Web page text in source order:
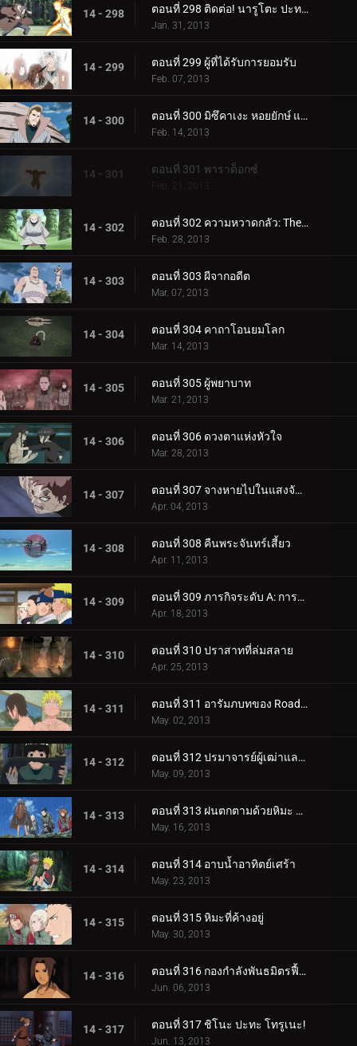
14 - 298 ตอนที่ 298 ติดต่อ! นารูโตะ ปะทะ อิทาจิ
Jan. 31, 2013
14 - 299 ตอนที่ 299 ผู้ที่ได้รับการยอมรับ
Feb. 07, 2013
14 - 300 ตอนที่ 300 มิซึคาเงะ หอยยักษ์ และภาพลวงตา
Feb. 14, 2013
14 - 301 ตอนที่ 301 พาราด็อกซ์
14 - 302 ตอนที่ 302 ความหวาดกลัว: The Steam Imp
Feb. 28, 2013
14 - 303 ตอนที่ 303 ผีจากอดีต
Mar. 07, 2013
14 - 304 ตอนที่ 304 คาถาโอนยมโลก
Mar. 14, 2013
14 - 305 ตอนที่ 305 ผู้พยาบาท
Mar. 21, 2013
14 - 306 ตอนที่ 306 ดวงตาแห่งหัวใจ
Mar. 28, 2013
14 - 307 ตอนที่ 307 จางหายไปในแสงจันทร์
Apr. 04, 2013
14 - 308 ตอนที่ 308 คืนพระจันทร์เสี้ยว
Apr. 11, 2013
14 - 309 ตอนที่ 309 ภารกิจระดับ A: การแข่งขัน
Apr. 18, 2013
14 - 310 ตอนที่ 310 ปราสาทที่ล่มสลาย
Apr. 25, 2013
14 - 311 ตอนที่ 311 อารัมภบทของ Road to Ninja
May. 02, 2013
14 - 312 ตอนที่ 312 ปรมาจารย์ผู้เฒ่าและดวงตาแห่งมังกร
May. 09, 2013
14 - 313 ตอนที่ 313 ฝนตกตามด้วยหิมะ มีโอกาสเกิดฟ้าผ่า
May. 16, 2013
14 - 314 ตอนที่ 314 อาบน้ำอาทิตย์เศร้า
May. 23, 2013
14 - 315 ตอนที่ 315 หิมะที่ค้างอยู่
May. 30, 2013
14 - 316 ตอนที่ 316 กองกำลังพันธมิตรฟื้นคืนชีพ
Jun. 06, 2013
14 - 317 ตอนที่ 317 ชิโนะ ปะทะ โทรูเนะ!
Jun. 13, 2013